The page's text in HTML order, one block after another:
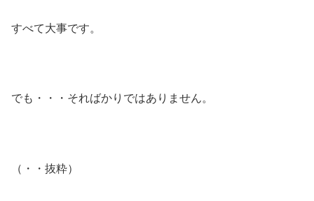
すべて大事です。
でも・・・そればかりではありません。
（・・抜粋）